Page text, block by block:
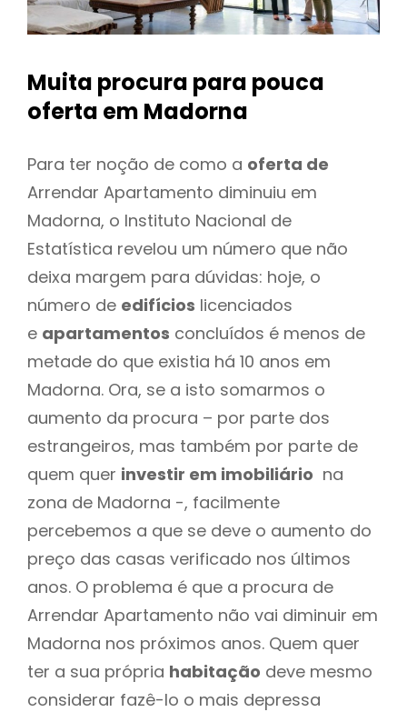
Muita procura para pouca
oferta em Madorna
Para ter noção de como a oferta de
Arrendar Apartamento diminuiu em
Madorna, o Instituto Nacional de
Estatística revelou um número que não
deixa margem para dúvidas: hoje, o
número de edifícios licenciados
e apartamentos concluídos é menos de
metade do que existia há 10 anos em
Madorna. Ora, se a isto somarmos o
aumento da procura – por parte dos
estrangeiros, mas também por parte de
quem quer investir em imobiliário na
zona de Madorna -, facilmente
percebemos a que se deve o aumento do
preço das casas verificado nos últimos
anos. O problema é que a procura de
Arrendar Apartamento não vai diminuir em
Madorna nos próximos anos. Quem quer
ter a sua própria habitação deve mesmo
considerar fazê-lo o mais depressa